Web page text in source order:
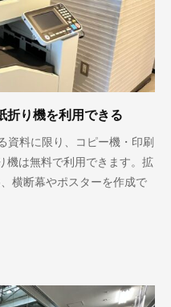
折り機を利用できる
資料に限り、コピー機・印刷
機は無料で利用できます。拡
横断幕やポスターを作成で